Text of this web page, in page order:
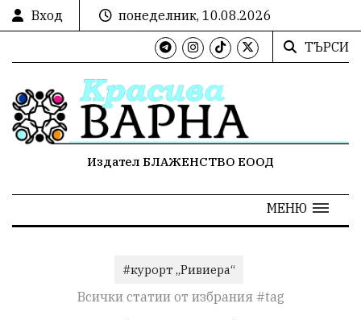
Вход
понеделник, 10.08.2026
ТЪРСИ
Издател БЛАЖЕНСТВО ЕООД
МЕНЮ
#курорт „Ривиера“
Всички статии от избрания #tag